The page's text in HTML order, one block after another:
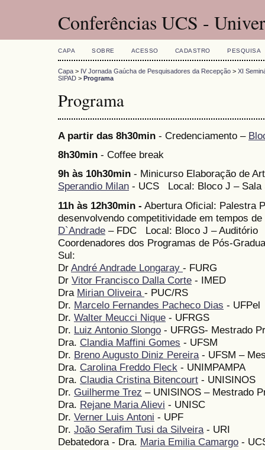
Conferências UCS -
CAPA SOBRE ACESSO CADASTRO PESQUISA
Capa > IV Jornada Gaúcha de Pesquisadores da Recepção > XI
SIPAD > Programa
Programa
A partir das 8h30min - Credenciamento –
8h30min - Coffee break
9h às 10h30min - Minicurso Elaboração de
Sperandio Milan - UCS Local: Bloco J – Sala
11h às 12h30min - Abertura Oficial: Palestra
desenvolvendo competitividade em tempos
D`Andrade – FDC Local: Bloco J – Auditório
Coordenadores dos Programas de Pós-
Sul:
Dr André Andrade Longaray - FURG
Dr Vitor Francisco Dalla Corte - IMED
Dra Mirian Oliveira - PUC/RS
Dr. Marcelo Fernandes Pacheco Dias - UFPel
Dr. Walter Meucci Nique - UFRGS
Dr. Luiz Antonio Slongo - UFRGS- Mestrado
Dra. Clandia Maffini Gomes - UFSM
Dr. Breno Augusto Diniz Pereira - UFSM –
Dra. Carolina Freddo Fleck - UNIMPAMPA
Dra. Claudia Cristina Bitencourt - UNISINOS
Dr. Guilherme Trez – UNISINOS – Mestrado
Dra. Rejane Maria Alievi - UNISC
Dr. Verner Luis Antoni - UPF
Dr. João Serafim Tusi da Silveira - URI
Debatedora - Dra. Maria Emilia Camargo -